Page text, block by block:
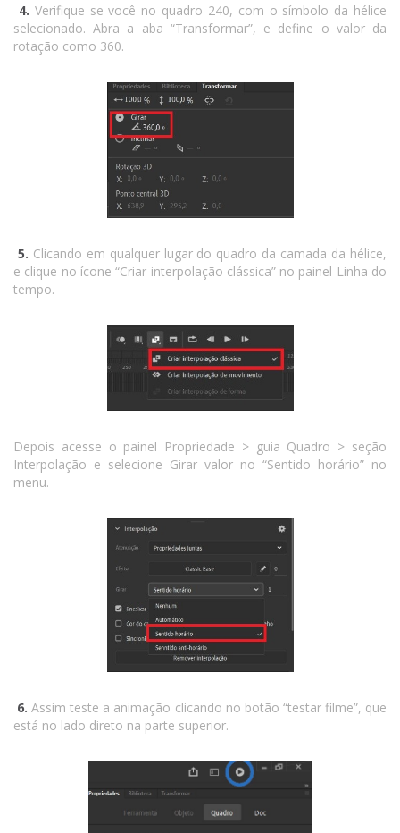
4. Verifique se você no quadro 240, com o símbolo da hélice
selecionado. Abra a aba “Transformar”, e define o valor da
rotação como 360.
5. Clicando em qualquer lugar do quadro da camada da hélice,
e clique no ícone “Criar interpolação clássica” no painel Linha do
tempo.
Depois acesse o painel Propriedade > guia Quadro > seção
Interpolação e selecione Girar valor no “Sentido horário” no
menu.
6.Assim teste a animação clicando no botão “testar filme”, que
está no lado direto na parte superior.